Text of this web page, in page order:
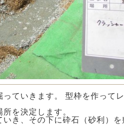
っていきます。 型枠を作って
を決定します。
き、その下に砕石（砂利）を